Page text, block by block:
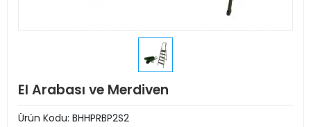
El Arabası ve Merdiven
Ürün Kodu: BHHPRBP2S2